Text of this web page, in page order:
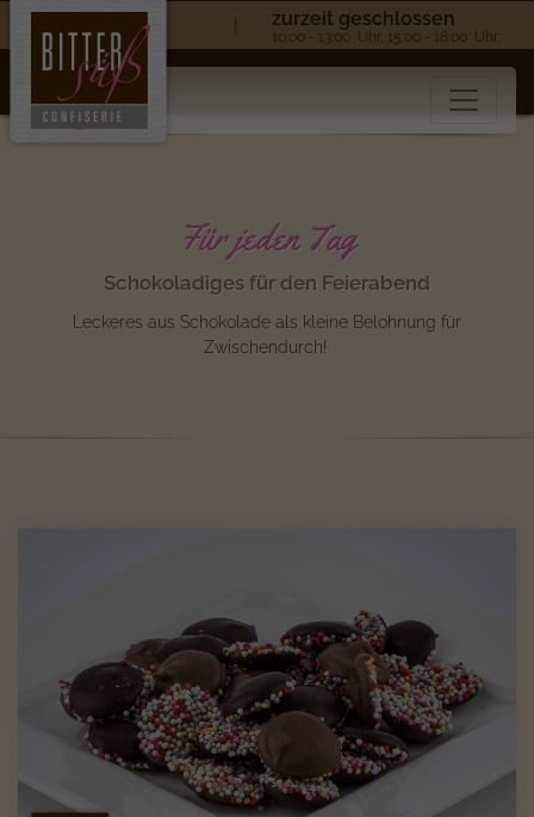
zurzeit geschlossen
10:00 - 13:00 Uhr, 15:00 - 18:00 Uhr,
Für jeden Tag
Schokoladiges für den Feierabend
Leckeres aus Schokolade als kleine Belohnung für
Zwischendurch!